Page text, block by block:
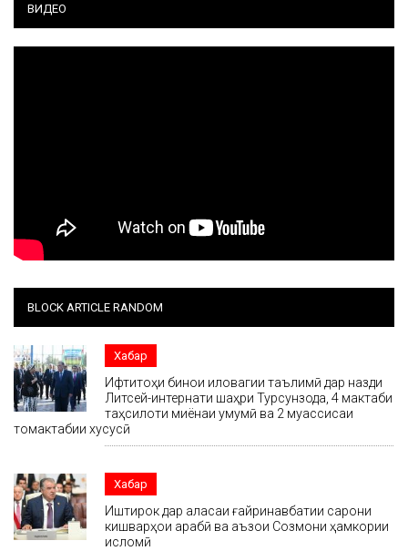
ВИДЕО
BLOCK ARTICLE RANDOM
Хабар
Ифтитоҳи бинои иловагии таълимӣ дар назди
Литсей-интернати шаҳри Турсунзода, 4 мактаби
таҳсилоти миёнаи умумӣ ва 2 муассисаи
томактабии хусусӣ
Хабар
Иштирок дар ҷаласаи ғайринавбатии сарони
кишварҳои арабӣ ва аъзои Созмони ҳамкории
исломӣ